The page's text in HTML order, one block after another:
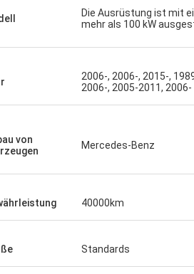
Die Ausrüstung ist mit
mehr als 100 kW
2006-, 2006-, 2015-,
2006-, 2005-2011, 2006-
von
Mercedes-Benz
40000km
Standards